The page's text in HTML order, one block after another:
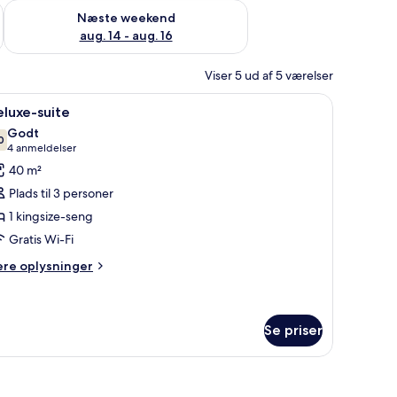
aug. 7 - aug. 9
Næste weekend
aug. 14 - aug. 16
Tjek tilgængelighed for næste weekend aug. 14 - aug. 16
Viser 5 ud af 5 værelser
og en stol. Deluxe-suite | Allergivenligt sengetøj,
7 suite
ud af 10
Godt
4 anmeldelser
(4
anmeldelser)
40 m²
Plads til 3 personer
1 kingsize-seng
Gratis Wi-Fi
oplysninger
Se priser
seng med to puder, en stol og et billede på væggen.